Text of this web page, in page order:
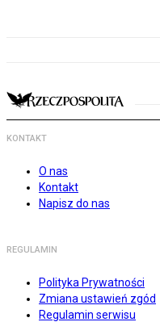
KONTAKT
O nas
Kontakt
Napisz do nas
REGULAMIN
Polityka Prywatności
Zmiana ustawień zgód
Regulamin serwisu